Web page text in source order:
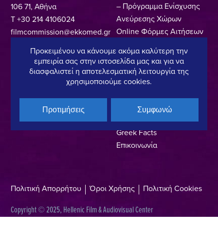
106 71, Αθήνα
T +30 214 4106024
filmcommission@ekkomed.gr
– Πρόγραμμα Ενίσχυσης
Ανεύρεσης Χώρων
Online Φόρμες Αιτήσεων
Άδειες & Οδηγίες
Κινηματογράφησης
Περιφερειακά Film Offices
Locations
Made In Greece
Greek Facts
Επικοινωνία
Πολιτική Απορρήτου Όροι Χρήσης Πολιτική Cookies
Copyright © 2025, Hellenic Film & Audiovisual Center
Προκειμένου να κάνουμε ακόμα καλύτερη την
εμπειρία σας στην ιστοσελίδα μας και για να
διασφαλιστεί η αποτελεσματική λειτουργία της
χρησιμοποιούμε cookies.
Προτιμήσεις Συμφωνώ